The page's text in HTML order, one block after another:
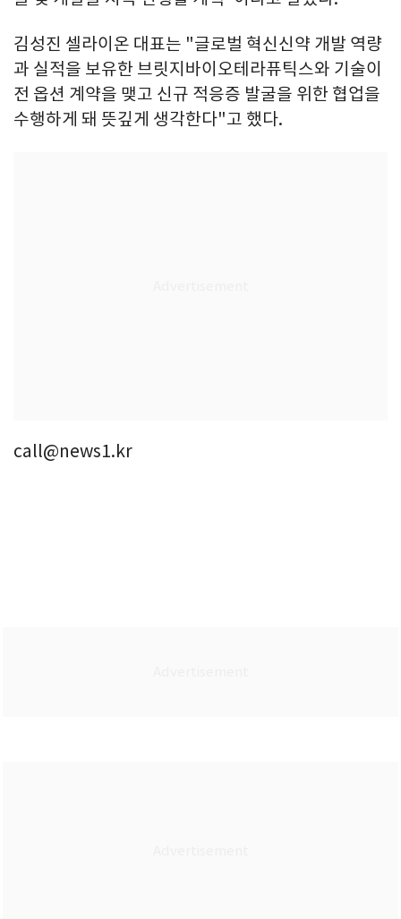
김성진 셀라이온 대표는 "글로벌 혁신신약 개발 역량
과 실적을 보유한 브릿지바이오테라퓨틱스와 기술이
전 옵션 계약을 맺고 신규 적응증 발굴을 위한 협업을
수행하게 돼 뜻깊게 생각한다"고 했다.
call@news1.kr